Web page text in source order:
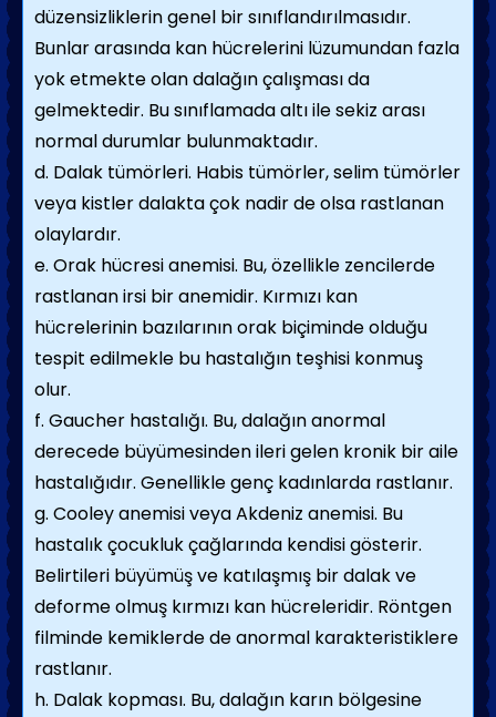
düzensizliklerin genel bir sınıflandırılmasıdır.
Bunlar arasında kan hücrelerini lüzumundan fazla
yok etmekte olan dalağın çalışması da
gelmektedir. Bu sınıflamada altı ile sekiz arası
normal durumlar bulunmaktadır.
d. Dalak tümörleri. Habis tümörler, selim tümörler
veya kistler dalakta çok nadir de olsa rastlanan
olaylardır.
e. Orak hücresi anemisi. Bu, özellikle zencilerde
rastlanan irsi bir anemidir. Kırmızı kan
hücrelerinin bazılarının orak biçiminde olduğu
tespit edilmekle bu hastalığın teşhisi konmuş
olur.
f. Gaucher hastalığı. Bu, dalağın anormal
derecede büyümesinden ileri gelen kronik bir aile
hastalığıdır. Genellikle genç kadınlarda rastlanır.
g. Cooley anemisi veya Akdeniz anemisi. Bu
hastalık çocukluk çağlarında kendisi gösterir.
Belirtileri büyümüş ve katılaşmış bir dalak ve
deforme olmuş kırmızı kan hücreleridir. Röntgen
filminde kemiklerde de anormal karakteristiklere
rastlanır.
h. Dalak kopması. Bu, dalağın karın bölgesine